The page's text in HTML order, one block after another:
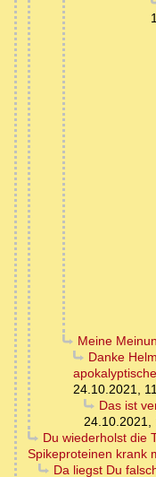
Meine
Danke
24.10.2021,
Das ist
24.10.2021,
Du wiederholst die
Spikeproteinen krank
Da liegst Du